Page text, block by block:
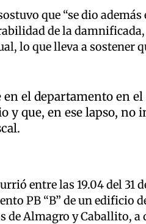
que “se dio además
de la
lo que lleva a sostener
el departamento en el
y que, en ese lapso, no
entre las 19.04 del 31
PB “B” de un edificio
de Almagro y Caballito, a